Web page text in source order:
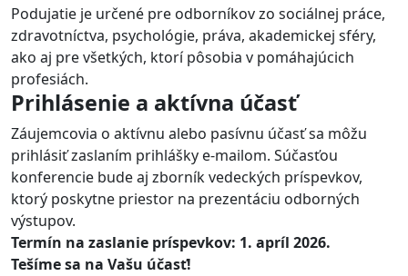
Podujatie je určené pre odborníkov zo sociálnej práce,
zdravotníctva, psychológie, práva, akademickej sféry,
ako aj pre všetkých, ktorí pôsobia v pomáhajúcich
profesiách.
Prihlásenie a aktívna účasť
Záujemcovia o aktívnu alebo pasívnu účasť sa môžu
prihlásiť zaslaním prihlášky e-mailom. Súčasťou
konferencie bude aj zborník vedeckých príspevkov,
ktorý poskytne priestor na prezentáciu odborných
výstupov.
Termín na zaslanie príspevkov: 1. apríl 2026.
Tešíme sa na Vašu účasť!